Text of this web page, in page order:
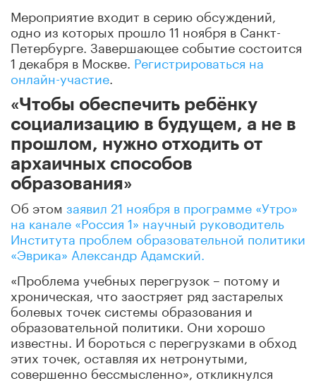
Мероприятие входит в серию обсуждений,
одно из которых прошло 11 ноября в Санкт-
Петербурге. Завершающее событие состоится
1 декабря в Москве. Регистрироваться на
онлайн-участие
«Чтобы обеспечить ребёнку
социализацию в будущем, а не в
прошлом, нужно отходить от
архаичных способов
образования»
Об этом заявил 21 ноября в программе «Утро»
на канале «Россия 1» научный руководитель
Института проблем образовательной политики
«Эврика» Александр Адамский.
«Проблема учебных перегрузок – потому и
хроническая, что заостряет ряд застарелых
болевых точек системы образования и
образовательной политики. Они хорошо
известны. И бороться с перегрузками в обход
этих точек, оставляя их нетронутыми,
совершенно бессмысленно», откликнулся